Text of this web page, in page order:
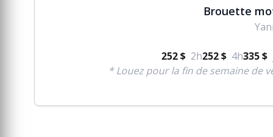
Brouette
252 $ 2h252 $ 4h335 $
* Louez pour la fin de semaine de